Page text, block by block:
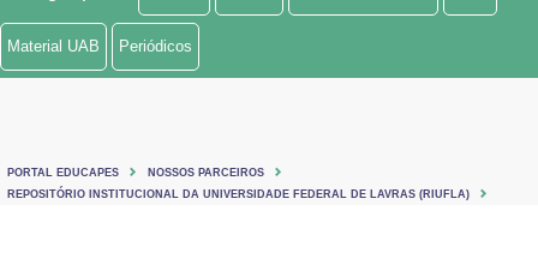
Ministério de Minas e Energia
Ministério do Turismo
Material UAB Periódicos
PORTAL EDUCAPES
NOSSOS PARCEIROS
REPOSITÓRIO INSTITUCIONAL DA UNIVERSIDADE FEDERAL DE LAVRAS (RIUFLA)